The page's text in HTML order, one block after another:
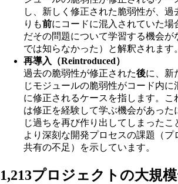
し、新しく修正された脆弱性が、過
りも前にコードに混入されていた場
だその問題について学習する機会が
では知らなかった）と解釈されます。
再導入（Reintroduced）
過去の脆弱性が修正された後に、新
じモジュールの脆弱性がコード内に
に修正されるケースを指します。こ
は修正を経験して学ぶ機会があった
じ過ちを再び作り出してしまったこ
より深刻な開発プロセスの課題（プ
共有の不足）を示しています。
1,213プロジェクトの大規